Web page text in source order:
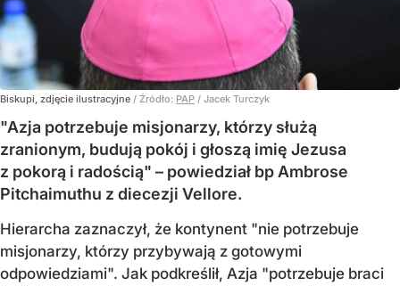
Biskupi, zdjęcie ilustracyjne / Źródło: PAP / Jacek Turczyk
"Azja potrzebuje misjonarzy, którzy służą
zranionym, budują pokój i głoszą imię Jezusa
z pokorą i radością" – powiedział bp Ambrose
Pitchaimuthu z diecezji Vellore.
Hierarcha zaznaczył, że kontynent "nie potrzebuje
misjonarzy, którzy przybywają z gotowymi
odpowiedziami". Jak podkreślił, Azja "potrzebuje braci